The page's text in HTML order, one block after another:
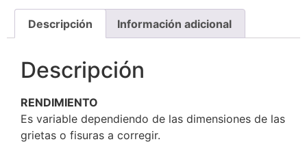
Descripción Información adicional
Descripción
RENDIMIENTO
Es variable dependiendo de las dimensiones de las
grietas o fisuras a corregir.